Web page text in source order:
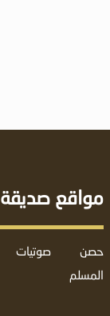
مواقع صديقة
حصن
المسلم
صوتيات